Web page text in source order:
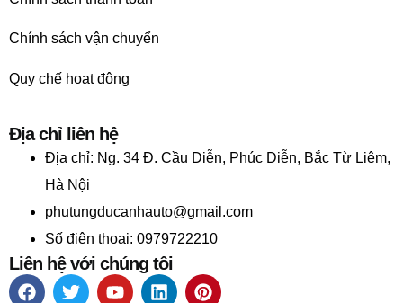
Chính sách vận chuyển
Quy chế hoạt động
Địa chỉ liên hệ
Địa chỉ: Ng. 34 Đ. Cầu Diễn, Phúc Diễn, Bắc Từ Liêm,
Hà Nội
phutungducanhauto@gmail.com
Số điện thoại: 0979722210
Liên hệ với chúng tôi